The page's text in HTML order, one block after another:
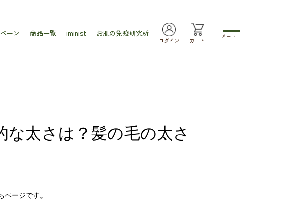
ーン 商品一覧 iminist お肌の免疫研究所
ログイン カート
メニュー
な太さは？髪の毛の太さ
ページです。